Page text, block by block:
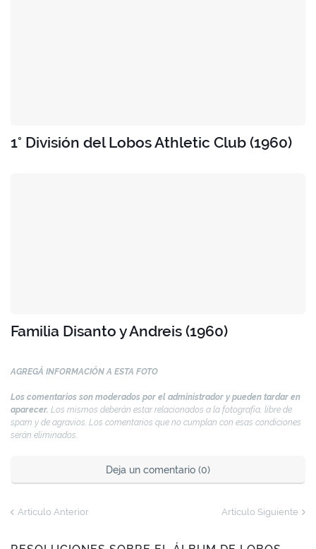
1° División del Lobos Athletic Club (1960)
Familia Disanto y Andreis (1960)
AGREGÁ INFORMACIÓN A ESTA FOTO
Los comentarios son moderados por el administrador y pueden tardar en
aparecer. Los mismos deberán estar relacionados a la fotografía, libre de
spam y de agravios. Los comentarios que no cumplan con esas condiciones
serán eliminados.
Deja un comentario (0)
Artículo Anterior Artículo Siguiente